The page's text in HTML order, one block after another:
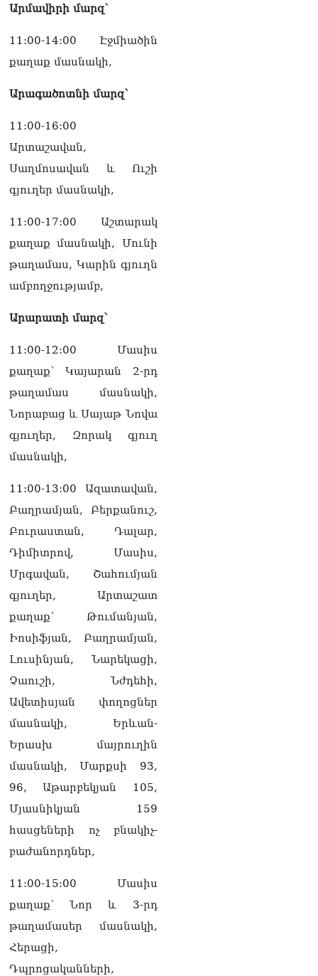
Արմավիրի մարզ՝
11:00-14:00 Էջմիածին
քաղաք մասնակի,
Արագածոտնի մարզ՝
11:00-16:00
Արտաշավան,
Սաղմոսավան և Ուշի
գյուղեր մասնակի,
11:00-17:00 Աշտարակ
քաղաք մասնակի, Մունի
թաղամաս, Կարին գյուղն
ամբողջությամբ,
Արարատի մարզ՝
11:00-12:00 Մասիս
քաղաք՝ Կայարան 2-րդ
թաղամաս մասնակի,
Նորաբաց և Սայաթ Նովա
գյուղեր, Զորակ գյուղ
մասնակի,
11:00-13:00 Ազատավան,
Բաղրամյան, Բերքանուշ,
Բուրաստան, Դալար,
Դիմիտրով, Մասիս,
Մրգավան, Շահումյան
գյուղեր, Արտաշատ
քաղաք՝ Թումանյան,
Իոսիֆյան, Բաղրամյան,
Լուսինյան, Նարեկացի,
Չաուշի, Նժդեհի,
Ավետիսյան փողոցներ
մասնակի, Երևան-
Երասխ մայրուղին
մասնակի, Մարքսի 93,
96, Աթարբեկյան 105,
Մյասնիկյան 159
հասցեների ոչ բնակիչ-
բաժանորդներ,
11:00-15:00 Մասիս
քաղաք՝ Նոր և 3-րդ
թաղամասեր մասնակի,
Հերացի,
Դպրոցականների,